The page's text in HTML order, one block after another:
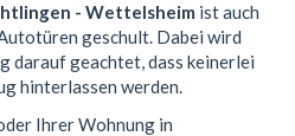
- Wettelsheim ist auch
geschult. Dabei wird
geachtet, dass keinerlei
hinterlassen werden.
Ihrer Wohnung in